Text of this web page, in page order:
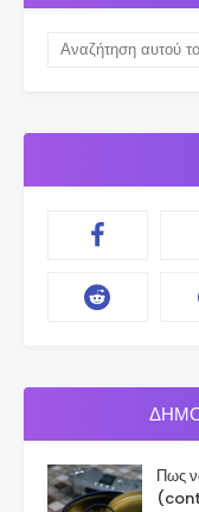
Πως